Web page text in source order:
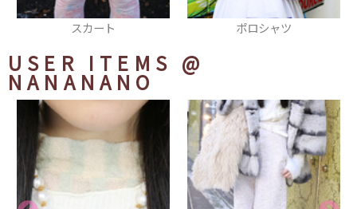
ポロシャツ Tシャツ
USER ITEMS @
NANANANO